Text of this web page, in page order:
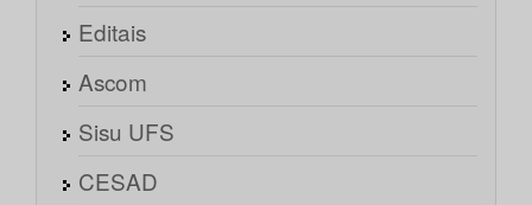
Editais
Ascom
Sisu UFS
CESAD